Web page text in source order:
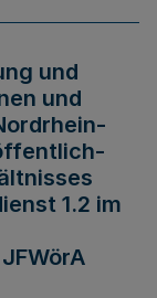
und
und
1.2 im